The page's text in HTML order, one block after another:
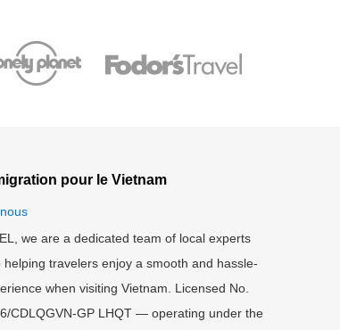
pour le Vietnam
we are a dedicated team of local experts
helping travelers enjoy a smooth and hassle-
when visiting Vietnam. Licensed No.
CDLQGVN-GP LHQT — operating under the